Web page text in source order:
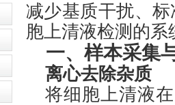
减少基质干扰、
胞上清液检测的
一、样本采集
离心去除杂质
将细胞上清液在